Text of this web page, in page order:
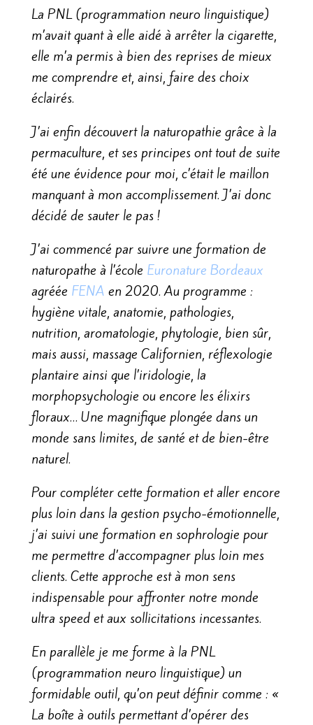
La PNL (programmation neuro linguistique)
m’avait quant à elle aidé à arrêter la cigarette,
elle m’a permis à bien des reprises de mieux
me comprendre et, ainsi, faire des choix
éclairés.
J’ai enfin découvert la naturopathie grâce à la
permaculture, et ses principes ont tout de suite
été une évidence pour moi, c’était le maillon
manquant à mon accomplissement. J’ai donc
décidé de sauter le pas !
J’ai commencé par suivre une formation de
naturopathe à l’école Euronature Bordeaux
agréée FENA en 2020. Au programme :
hygiène vitale, anatomie, pathologies,
nutrition, aromatologie, phytologie, bien sûr,
mais aussi, massage Californien, réflexologie
plantaire ainsi que l’iridologie, la
morphopsychologie ou encore les élixirs
floraux… Une magnifique plongée dans un
monde sans limites, de santé et de bien-être
naturel.
Pour compléter cette formation et aller encore
plus loin dans la gestion psycho-émotionnelle,
j’ai suivi une formation en sophrologie pour
me permettre d’accompagner plus loin mes
clients. Cette approche est à mon sens
indispensable pour affronter notre monde
ultra speed et aux sollicitations incessantes.
En parallèle je me forme à la PNL
(programmation neuro linguistique) un
formidable outil, qu’on peut définir comme : «
La boîte à outils permettant d’opérer des